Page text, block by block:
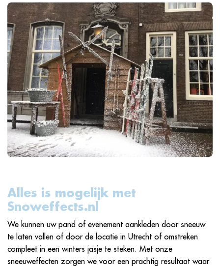
Alles is mogelijk met
Snoweffects.nl
We kunnen uw pand of evenement aankleden door sneeuw
te laten vallen of door de locatie in Utrecht of omstreken
compleet in een winters jasje te steken. Met onze
sneeuweffecten zorgen we voor een prachtig resultaat waar